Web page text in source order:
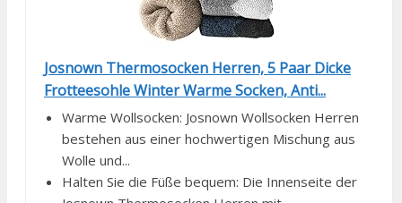
Josnown Thermosocken Herren, 5 Paar Dicke
Frotteesohle Winter Warme Socken, Anti...
Warme Wollsocken: Josnown Wollsocken Herren
bestehen aus einer hochwertigen Mischung aus
Wolle und...
Halten Sie die Füße bequem: Die Innenseite der